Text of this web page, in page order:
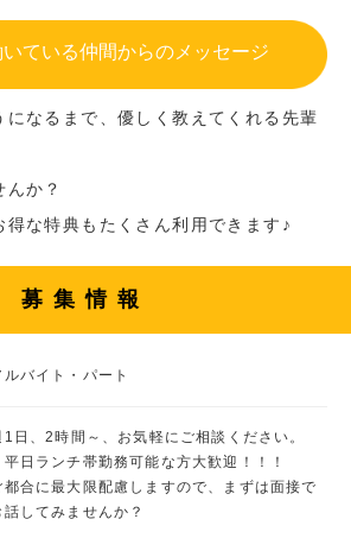
いている仲間からのメッセージ
になるまで、優しく教えてくれる先輩
か？
得な特典もたくさん利用できます♪
募集情報
ルバイト・パート
1日、2時間～、お気軽にご相談ください。
平日ランチ帯勤務可能な方大歓迎！！！
都合に最大限配慮しますので、まずは面接で
話してみませんか？